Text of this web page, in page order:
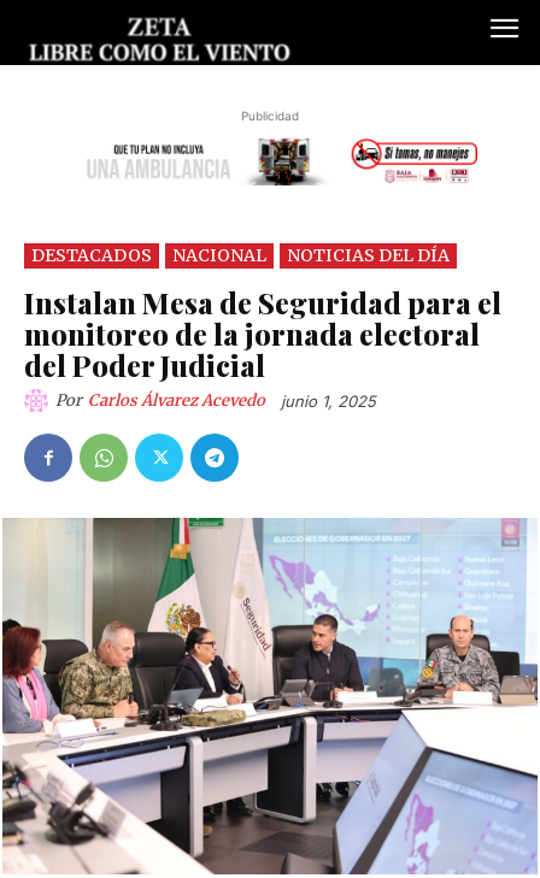
Publicidad
DESTACADOS NACIONAL NOTICIAS DEL DÍA
Instalan Mesa de Seguridad para el
monitoreo de la jornada electoral
del Poder Judicial
Por Carlos Álvarez Acevedo junio 1, 2025